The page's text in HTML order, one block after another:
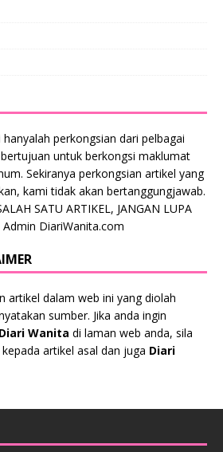
perkongsian dari pelbagai
untuk berkongsi maklumat
Sekiranya perkongsian artikel yang
kami tidak akan bertanggungjawab.
SATU ARTIKEL, JANGAN LUPA
Admin DiariWanita.com
artikel dalam web ini yang diolah
sumber. Jika anda ingin
Diari Wanita di laman web anda, sila
artikel asal dan juga Diari